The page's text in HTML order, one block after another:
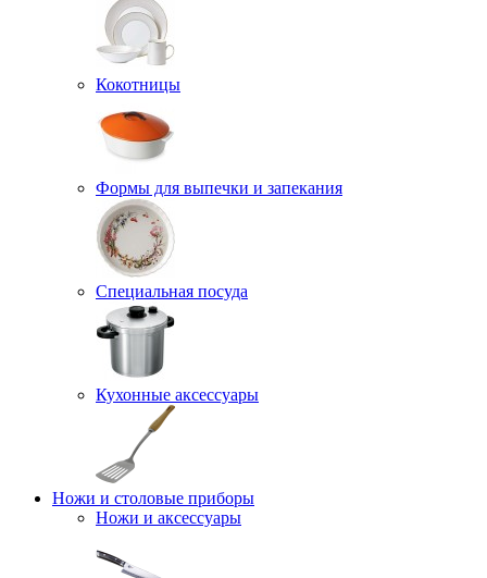
Кокотницы
Формы для выпечки и запекания
Специальная посуда
Кухонные аксессуары
Ножи и столовые приборы
Ножи и аксессуары